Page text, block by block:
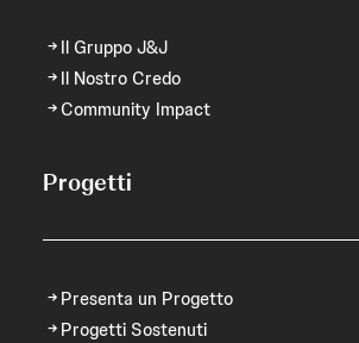
Il Gruppo J&J
Il Nostro Credo
Community Impact
Progetti
Presenta un Progetto
Progetti Sostenuti